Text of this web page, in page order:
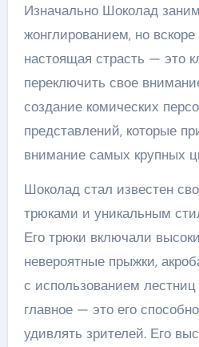
Изначально Шоколад
жонглированием, но вскоре
настоящая страсть — это
переключить свое
создание комических
представлений, которые
внимание самых крупных
Шоколад стал известен
трюками и уникальным
Его трюки включали
невероятные прыжки,
с использованием
главное — это его
удивлять зрителей. Его